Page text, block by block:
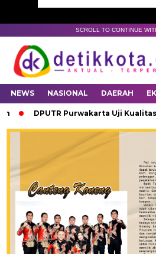
SCROLL TO CONTINUE
NEWS NASIONAL DAERAH
DPUTR Purwakarta Uji Kualitas